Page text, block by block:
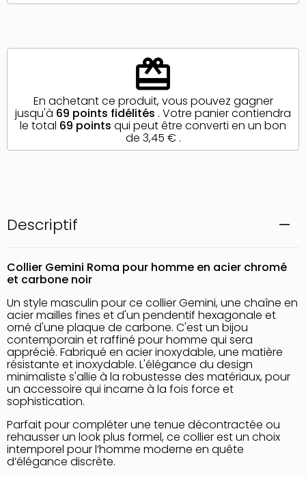
Descriptif
Collier Gemini Roma pour homme en acier chromé
et carbone noir
Un style masculin pour ce collier Gemini, une chaîne en
acier mailles fines et d'un pendentif hexagonale et
orné d'une plaque de carbone. C'est un bijou
contemporain et raffiné pour homme qui sera
apprécié. Fabriqué en acier inoxydable, une matière
résistante et inoxydable. L'élégance du design
minimaliste s'allie à la robustesse des matériaux, pour
un accessoire qui incarne à la fois force et
sophistication.
Parfait pour compléter une tenue décontractée ou
rehausser un look plus formel, ce collier est un choix
intemporel pour l’homme moderne en quête
d’élégance discrète.
redeem
En achetant ce produit, vous pouvez gagner
jusqu'à 69 points fidélités . Votre panier contiendra
le total 69 points qui peut être converti en un bon
de 3,45 €.